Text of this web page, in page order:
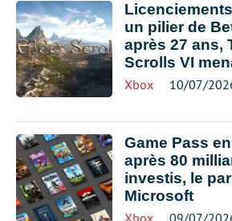
un pilier de
après 27 ans,
Scrolls VI
Xbox 10/07/
Game Pass
après 80
investis, le
Microsoft
Xbox 09/07/